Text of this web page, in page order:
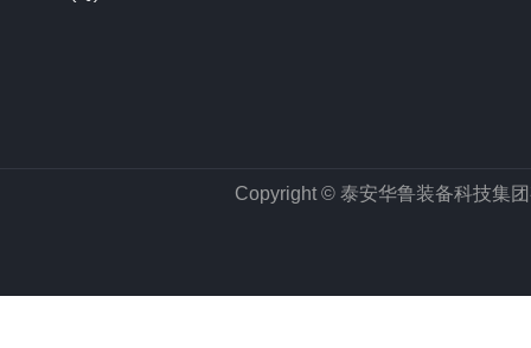
Copyright © 泰安华鲁装备科技集